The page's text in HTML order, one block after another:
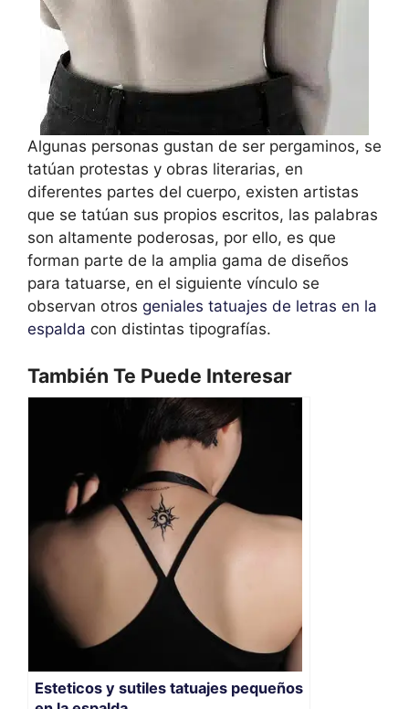
Algunas personas gustan de ser pergaminos, se
tatúan protestas y obras literarias, en
diferentes partes del cuerpo, existen artistas
que se tatúan sus propios escritos, las palabras
son altamente poderosas, por ello, es que
forman parte de la amplia gama de diseños
para tatuarse, en el siguiente vínculo se
observan otros geniales tatuajes de letras en la
espalda con distintas tipografías.
También Te Puede Interesar
Esteticos y sutiles tatuajes pequeños